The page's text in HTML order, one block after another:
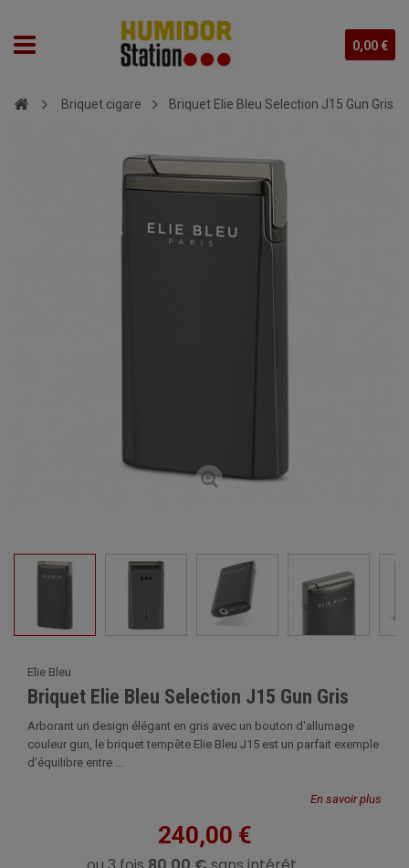
0,00 €
Briquet cigare Briquet Elie Bleu Selection J15 Gun Gris
Elie Bleu
Briquet Elie Bleu Selection J15 Gun Gris
Arborant un design élégant en gris avec un bouton d'allumage
couleur gun, le briquet tempête Elie Bleu J15 est un parfait exemple
d'équilibre entre ...
En savoir plus
240,00 €